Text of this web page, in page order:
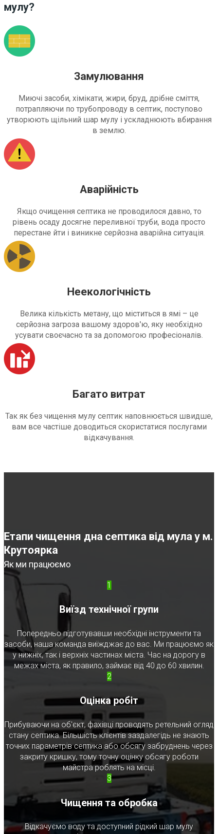
мулу?
Замулювання
Миючі засоби, хімікати, жири, бруд, дрібне сміття,
потрапляючи по трубопроводу в септик, поступово
утворюють щільний шар мулу і ускладнюють вбирання
в землю.
Аварійність
Якщо очищення септика не проводилося давно, то
рівень осаду досягне переливної труби, вода просто
перестане йти і виникне серйозна аварійна ситуація.
Неекологічність
Велика кількість метану, що міститься в ямі – це
серйозна загроза вашому здоров'ю, яку необхідно
усувати своєчасно та за допомогою професіоналів.
Багато витрат
Так як без чищення мулу септик наповнюється швидше,
вам все частіше доводиться скористатися послугами
відкачування.
Етапи чищення дна септика від мула у м.
Крутоярка
Як ми працюємо
1
Виїзд технічної групи
Попередньо підготувавши необхідні інструменти та
засоби, наша команда виїжджає до вас. Ми працюємо як
у нижніх, так і верхніх частинах міста. Час на дорогу в
межах міста, як правило, займає від 40 до 60 хвилин.
2
Оцінка робіт
Прибуваючи на об'єкт, фахівці проводять ретельний огляд
стану септика. Більшість клієнтів заздалегідь не знають
точних параметрів септика або обсягу забруднень через
закриту кришку, тому точну оцінку обсягу роботи
майстра роблять на місці.
3
Чищення та обробка
Відкачуємо воду та доступний рідкий шар мулу